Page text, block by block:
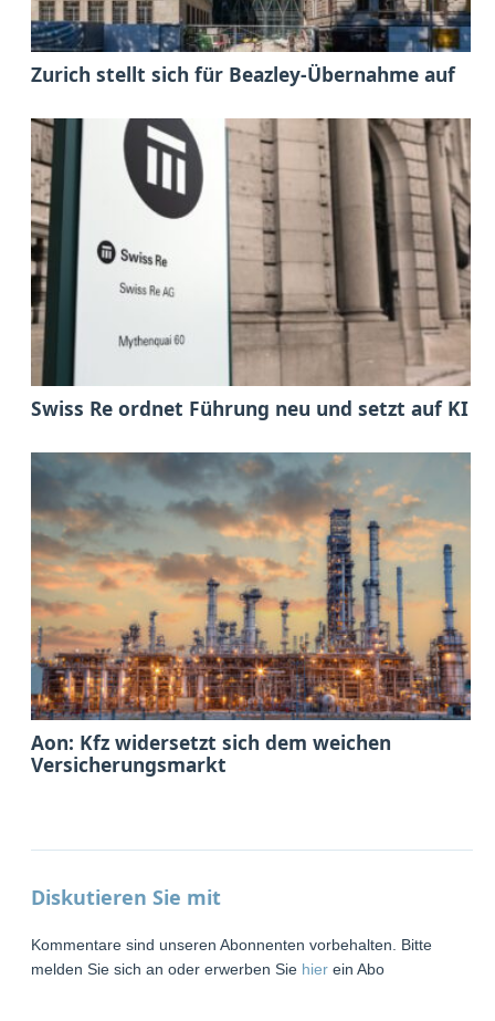
Zurich stellt sich für Beazley-Übernahme auf
Swiss Re ordnet Führung neu und setzt auf KI
Aon: Kfz widersetzt sich dem weichen
Versicherungsmarkt
Diskutieren Sie mit
Kommentare sind unseren Abonnenten vorbehalten. Bitte
melden Sie sich an oder erwerben Sie hier ein Abo